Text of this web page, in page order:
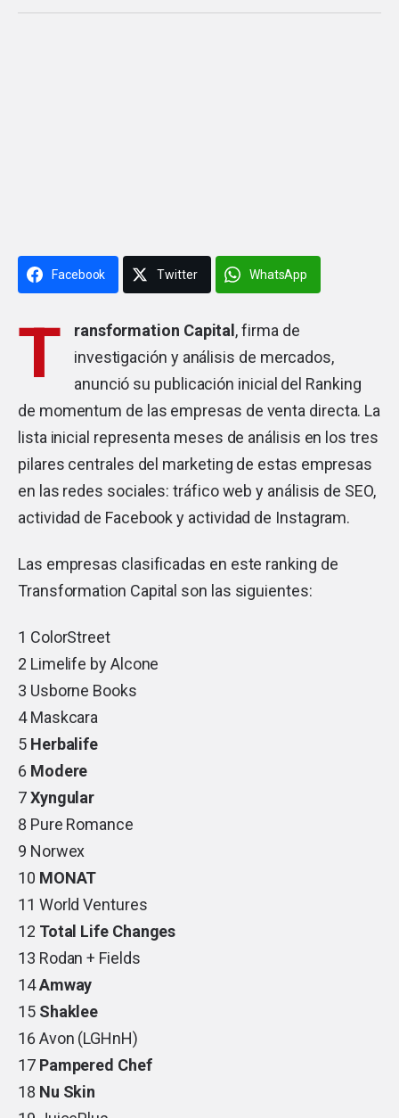
Facebook Twitter WhatsApp
T ransformation Capital , firma de
investigación y análisis de mercados,
anunció su publicación inicial del Ranking
de momentum de las empresas de venta directa. La
lista inicial representa meses de análisis en los tres
pilares centrales del marketing de estas empresas
en las redes sociales: tráfico web y análisis de SEO,
actividad de Facebook y actividad de Instagram.
Las empresas clasificadas en este ranking de
Transformation Capital son las siguientes:
1 ColorStreet
2 Limelife by Alcone
3 Usborne Books
4 Maskcara
5 Herbalife
6 Modere
7Xyngular
8 Pure Romance
9 Norwex
10 MONAT
11 World Ventures
12 Total Life Changes
13 Rodan + Fields
14Amway
15 Shaklee
16 Avon (LGHnH)
17 Pampered Chef
18 Nu Skin